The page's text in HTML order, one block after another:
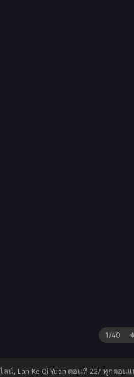
น์, Lan Ke Qi Yuan ตอนที่ 227 ทุกตอน